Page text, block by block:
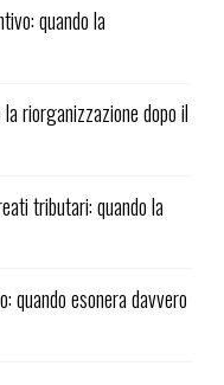
quando la
riorganizzazione dopo il
tributari: quando la
quando esonera davvero